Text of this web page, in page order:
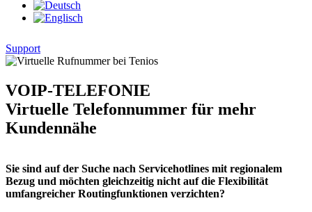
Support
VOIP-TELEFONIE
Virtuelle Telefonnummer für mehr
Kundennähe
Sie sind auf der Suche nach Servicehotlines mit regionalem
Bezug und möchten gleichzeitig nicht auf die Flexibilität
umfangreicher Routingfunktionen verzichten?